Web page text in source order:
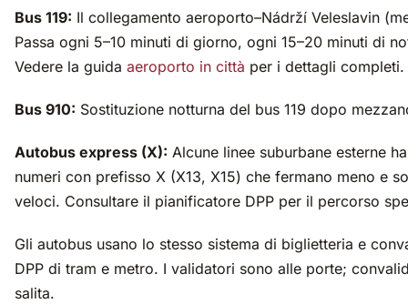
Bus 119: Il collegamento aeroporto–Nádrží Veleslavin
Passa ogni 5–10 minuti di giorno, ogni 15–20 minuti di
Vedere la guida aeroporto in città per i dettagli completi.
Bus 910: Sostituzione notturna del bus 119 dopo
Autobus express (X): Alcune linee suburbane esterne
numeri con prefisso X (X13, X15) che fermano meno e
veloci. Consultare il pianificatore DPP per il percorso
Gli autobus usano lo stesso sistema di biglietteria e
DPP di tram e metro. I validatori sono alle porte;
salita.